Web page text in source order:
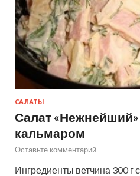
САЛАТЫ
Салат «Нежнейший»
кальмаром
Оставьте комментарий
Ингредиенты ветчина 300 г